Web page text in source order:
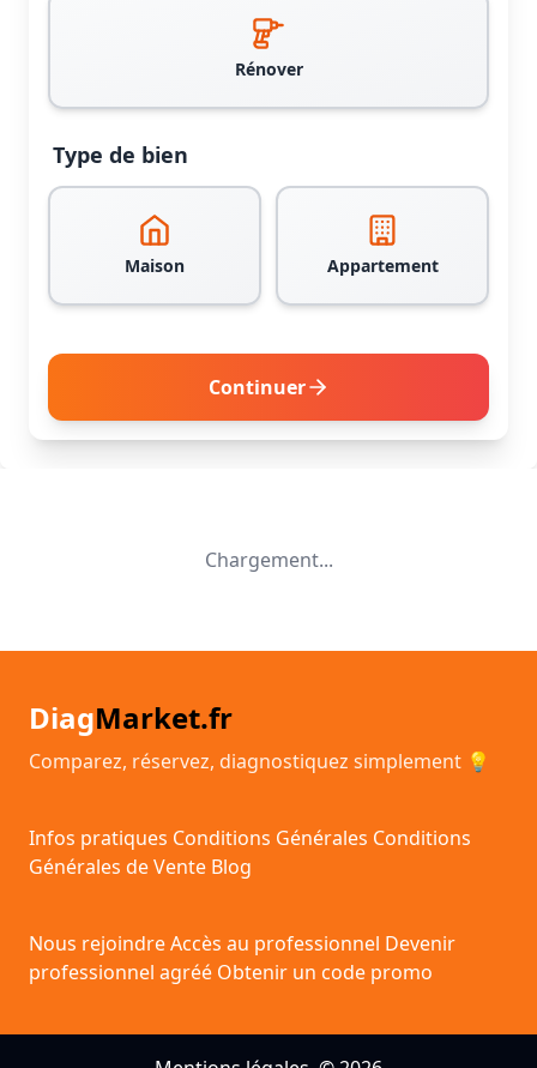
Rénover
Type de bien
Maison Appartement
Continuer
Chargement...
DiagMarket.fr
Comparez, réservez, diagnostiquez simplement 💡
Infos pratiques Conditions Générales Conditions
Générales de Vente Blog
Nous rejoindreAccès au professionnel Devenir
professionnel agréé Obtenir un code promo